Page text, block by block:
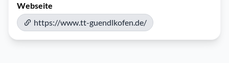
Webseite
https://www.tt-guendlkofen.de/